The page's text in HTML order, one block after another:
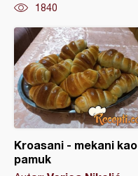
1840
Kroasani - mekani kao
pamuk